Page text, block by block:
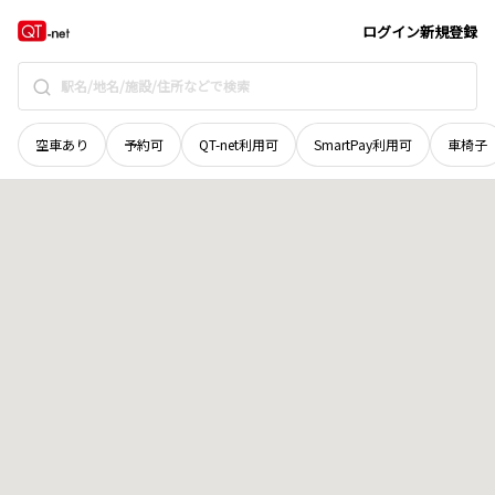
ログイン新規登録
空車あり 予約可 QT-net利用可 SmartPay利用可 車椅子
北海道